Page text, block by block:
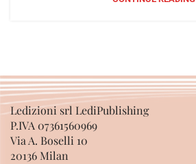
Ledizioni srl LediPublishing
P.IVA 07361560969
Via A. Boselli 10
20136 Milan